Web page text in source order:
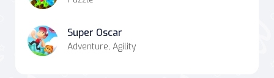
Super Oscar
Adventure, Agility